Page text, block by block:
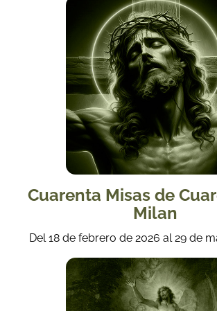
Cuarenta Misas de
Milan
Del 18 de febrero de 2026 al 29 de